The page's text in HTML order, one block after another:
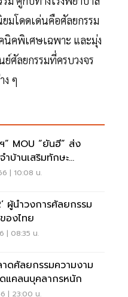
มโดดเด่นคือศัลยกรรม
คพิเศษเฉพาะ และมุ่ง
ศัลยกรรมที่ครบวงจร
ๆ
” MOU “ยันฮี” ส่ง
ำบ้านเสริมทักษะ
ตกแต่ง
| 10:08 น.
ผู้นำวงการศัลยกรรม
องไทย
| 08:35 น.
ดศัลยกรรมความงาม
แคลนบุคลากรหนัก
| 23:00 น.